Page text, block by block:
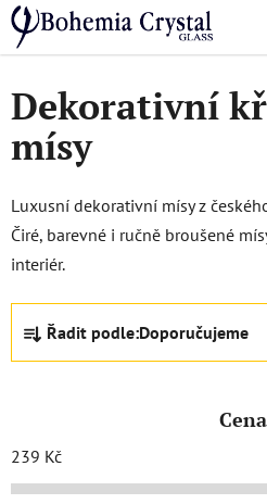
Přejít
na
obsah
Domů
/ Dózy a mísy Mísy
Dekorativní
mísy
Luxusní dekorativní mísy z
Čiré, barevné i ručně broušené
interiér.
Ř
z
í
p
Řadit podle:Doporučujeme
Cena
239 Kč